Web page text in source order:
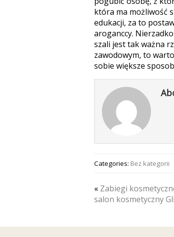
która ma możliwość
edukacji, za to
aroganccy.
szali jest tak ważna
zawodowym, to
sobie większe
Categories: Bez kategorii
« Zabiegi
salon kosmetyczny